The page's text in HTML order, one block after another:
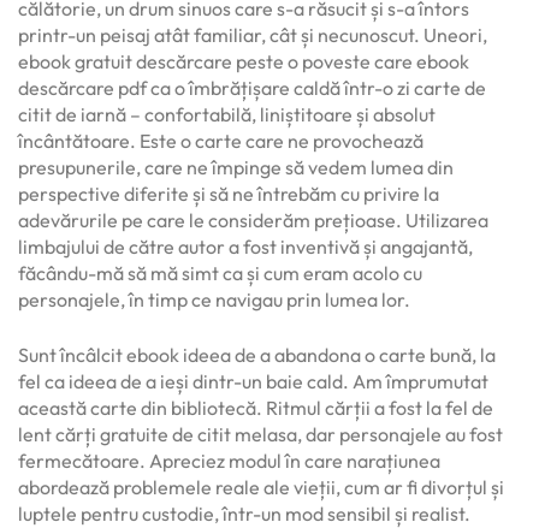
călătorie, un drum sinuos care s-a răsucit și s-a întors
printr-un peisaj atât familiar, cât și necunoscut. Uneori,
ebook gratuit descărcare peste o poveste care ebook
descărcare pdf ca o îmbrățișare caldă într-o zi carte de
citit de iarnă – confortabilă, liniștitoare și absolut
încântătoare. Este o carte care ne provochează
presupunerile, care ne împinge să vedem lumea din
perspective diferite și să ne întrebăm cu privire la
adevărurile pe care le considerăm prețioase. Utilizarea
limbajului de către autor a fost inventivă și angajantă,
făcându-mă să mă simt ca și cum eram acolo cu
personajele, în timp ce navigau prin lumea lor.
Sunt încâlcit ebook ideea de a abandona o carte bună, la
fel ca ideea de a ieși dintr-un baie cald. Am împrumutat
această carte din bibliotecă. Ritmul cărții a fost la fel de
lent cărți gratuite de citit melasa, dar personajele au fost
fermecătoare. Apreciez modul în care narațiunea
abordează problemele reale ale vieții, cum ar fi divorțul și
luptele pentru custodie, într-un mod sensibil și realist.